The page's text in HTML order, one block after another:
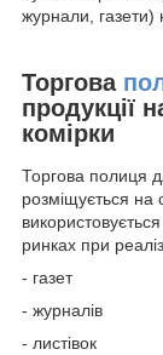
журнали, газети)
Торгова
продукції
комірки
Торгова полиця
розміщується на
ринках при
- газет
- журналів
- листівок